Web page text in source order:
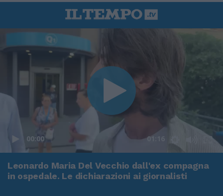
00:00 01:16
Leonardo Maria Del Vecchio dall'ex compagna
in ospedale. Le dichiarazioni ai giornalisti